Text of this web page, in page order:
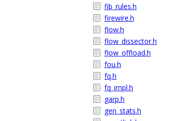
fib_rules.h
firewire.h
flow.h
flow_dissector.h
flow_offload.h
fou.h
fq.h
fq_impl.h
garp.h
gen_stats.h